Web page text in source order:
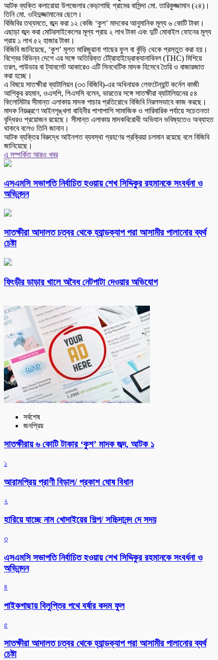
আটক ব্যক্তি কলারোয়া উপজেলার কেড়াগাছি গ্রামের বাসিন্দা মো. তারিকুজ্জামান (২৪)।
তিনি মো. ওহিদুজ্জামানের ছেলে।
বিজিবির তথ্যমতে, জব্দ করা ১২ কেজি ‘কুশ’ মাদকের আনুমানিক মূল্য ৬ কোটি টাকা।
এছাড়া জব্দ করা মোটরসাইকেলের মূল্য প্রায় ২ লাখ টাকা এবং দুটি মোবাইল ফোনের মূল্য
প্রায় ১ লাখ ৫২ হাজার টাকা।
বিজিবি জানিয়েছে, ‘কুশ’ মূলত মারিজুয়ানা গাছের ফুল বা কুঁড়ি থেকে প্রস্তুত করা হয়।
বিশ্বের বিভিন্ন দেশে এর সঙ্গে অতিরিক্ত টেট্রাহাইড্রোক্যানাবিনল (THC) মিশিয়ে
তরল, পাউডার বা ট্যাবলেট আকারেও এটি সিনথেটিক মাদক হিসেবে তৈরি ও বাজারজাত
করা হচ্ছে।
এ বিষয়ে সাতক্ষীরা ব্যাটালিয়ন (৩৩ বিজিবি)-এর অধিনায়ক লেফটেন্যান্ট কর্নেল কাজী
আশিকুর রহমান, ওএসপি, পিএসসি বলেন, ভারতের সঙ্গে সাতক্ষীরা ব্যাটালিয়নের ৫৪
কিলোমিটার সীমান্ত এলাকায় মাদক পাচার প্রতিরোধে বিজিবি নিরলসভাবে কাজ করছে।
মাদক নিয়ন্ত্রণে আইনশৃঙ্খলা বাহিনীর পাশাপাশি সামাজিক ও পারিবারিক পর্যায়ে সচেতনতা
বৃদ্ধিরও প্রয়োজন রয়েছে। সীমান্ত এলাকায় মাদকবিরোধী অভিযান ভবিষ্যতেও অব্যাহত
থাকবে বলেও তিনি জানান।
আটক ব্যক্তির বিরুদ্ধে আইনগত ব্যবস্থা গ্রহণের প্রক্রিয়া চলমান রয়েছে বলে বিজিবি
জানিয়েছে।
এ সম্পর্কিত আরও খবর
এসএমসি সভাপতি নির্বাচিত হওয়ায় শেখ সিদ্দিকুর রহমানকে সংবর্ধনা ও
অভিনন্দন
সাতক্ষীরা আদালত চত্বর থেকে হ্যান্ডক্যাপ পরা আসামীর পালানোর ব্যর্থ
চেষ্টা
ফিংড়ীর ডাড়ার খালে অবৈধ নেটপাটা দেওয়ার অভিযোগ
সর্বশেষ
জনপ্রিয়
সাতক্ষীরায় ৬ কোটি টাকার ‘কুশ’ মাদক জব্দ, আটক ১
১
আরামপ্রিয় প্রাণী বিড়াল/ প্রকাশ ঘোষ বিধান
২
হারিয়ে যাচ্ছে নাম খোদাইয়ের শিল্প/ সচ্চিদানন্দ দে সদয়
৩
এসএমসি সভাপতি নির্বাচিত হওয়ায় শেখ সিদ্দিকুর রহমানকে সংবর্ধনা ও
অভিনন্দন
৪
পাইকগাছায় বিলুপ্তির পথে বর্ষার কদম ফুল
৫
সাতক্ষীরা আদালত চত্বর থেকে হ্যান্ডক্যাপ পরা আসামীর পালানোর ব্যর্থ
চেষ্টা